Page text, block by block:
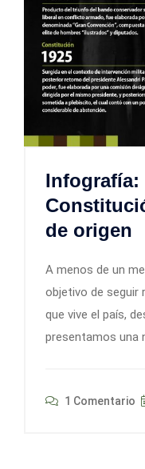
Infografía:
de origen
A menos de un
objetivo de seguir
que vive el país,
presentamos una
1 Comentario